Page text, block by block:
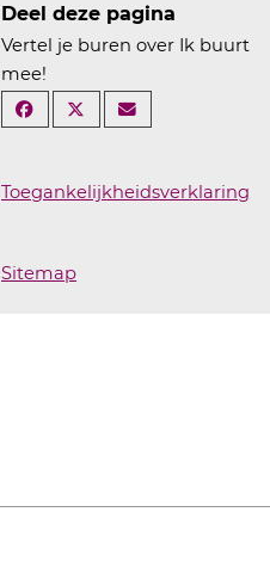
Deel deze pagina
Vertel je buren over Ik buurt
mee!
Toegankelijkheidsverklaring
Sitemap